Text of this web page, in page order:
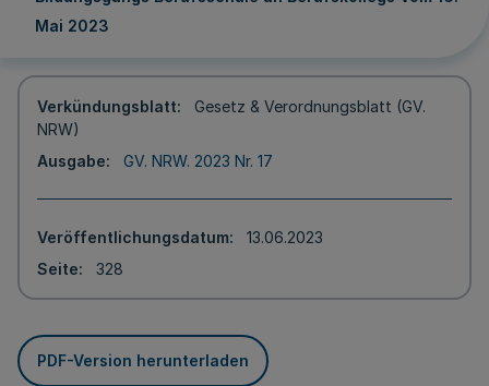
Mai 2023
Verkündungsblatt
Gesetz & Verordnungsblatt (GV.
NRW)
Ausgabe
GV. NRW. 2023 Nr. 17
Veröffentlichungsdatum
13.06.2023
Seite
328
PDF-Version herunterladen